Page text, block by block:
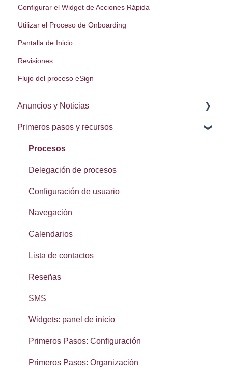
Configurar el Widget de Acciones Rápida
Utilizar el Proceso de Onboarding
Pantalla de Inicio
Revisiones
Flujo del proceso eSign
Anuncios y Noticias
Notas de la lanzamiento
Primeros pasos y recursos
Procesos
Delegación de procesos
Configuración de usuario
Navegación
Calendarios
Lista de contactos
Reseñas
SMS
Widgets: panel de inicio
Primeros Pasos: Configuración
Primeros Pasos: Organización